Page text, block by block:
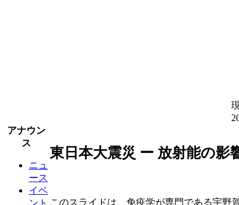
アナウン
ス
ニュ
ース
イベ
ント
東日本大震災 ー 放射能の影
このスライドは、免疫学が専門である宇野